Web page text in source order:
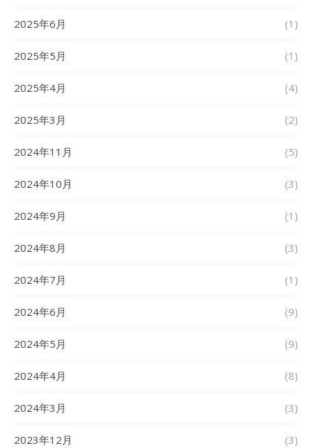
2025年6月 (1)
2025年5月 (1)
2025年4月 (4)
2025年3月 (2)
2024年11月 (5)
2024年10月 (3)
2024年9月 (1)
2024年8月 (3)
2024年7月 (1)
2024年6月 (9)
2024年5月 (9)
2024年4月 (8)
2024年3月 (3)
2023年12月 (3)